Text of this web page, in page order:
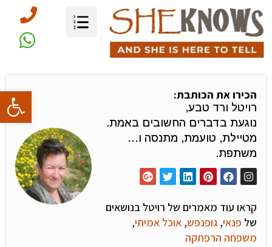
פתח הכירו את הכותבת:
רויטל ורד טבע,
נוגעת בדברים החשובים באמת.
מטיילת, טועמת, מתנסה ו…
משתפת.
קראו עוד מאמרים של רויטל בנושאים
של פנאי, גופנפש, אוכל אמיתי,
משפחה הרפתקה